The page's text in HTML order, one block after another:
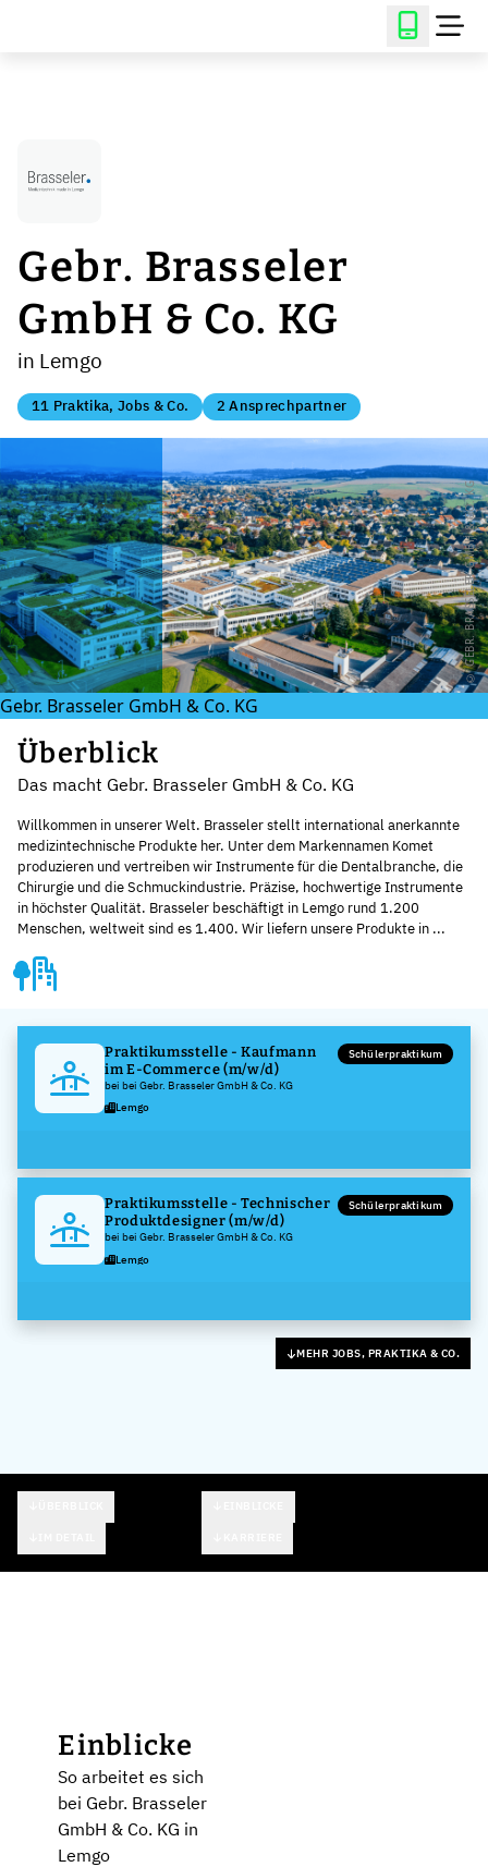
Gebr. Brasseler
GmbH & Co. KG
in Lemgo
11 Praktika, Jobs & Co. 2 Ansprechpartner
© GEBR. BRASSELER GMBH & CO. KG
Gebr. Brasseler GmbH & Co. KG
Überblick
Das macht Gebr. Brasseler GmbH & Co. KG
Willkommen in unserer Welt. Brasseler stellt international anerkannte
medizintechnische Produkte her. Unter dem Markennamen Komet
produzieren und vertreiben wir Instrumente für die Dentalbranche, die
Chirurgie und die Schmuckindustrie. Präzise, hochwertige Instrumente
in höchster Qualität. Brasseler beschäftigt in Lemgo rund 1.200
Menschen, weltweit sind es 1.400. Wir liefern unsere Produkte in ...
Praktikumsstelle - Kaufmann
im E-Commerce (m/w/d)
bei bei Gebr. Brasseler GmbH & Co. KG
Schülerpraktikum
Lemgo
Praktikumsstelle - Technischer
Produktdesigner (m/w/d)
bei bei Gebr. Brasseler GmbH & Co. KG
Schülerpraktikum
Lemgo
MEHR JOBS, PRAKTIKA & CO.
Einblicke
So arbeitet es sich
bei Gebr. Brasseler
GmbH & Co. KG in
Lemgo